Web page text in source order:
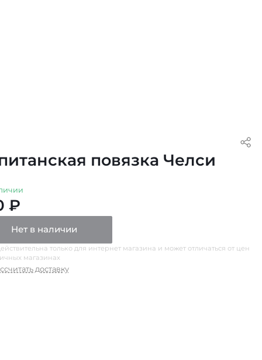
повязка Челси
₽
Нет в наличии
только для интернет магазина и может отличаться от цен
магазинах
доставку